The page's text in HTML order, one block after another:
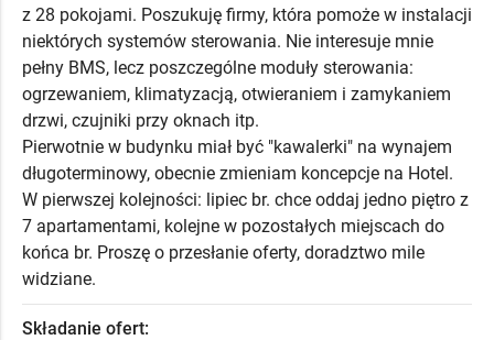
z 28 pokojami. Poszukuję firmy, która pomoże w instalacji
niektórych systemów sterowania. Nie interesuje mnie
pełny BMS, lecz poszczególne moduły sterowania:
ogrzewaniem, klimatyzacją, otwieraniem i zamykaniem
drzwi, czujniki przy oknach itp.
Pierwotnie w budynku miał być "kawalerki" na wynajem
długoterminowy, obecnie zmieniam koncepcje na Hotel.
W pierwszej kolejności: lipiec br. chce oddaj jedno piętro z
7 apartamentami, kolejne w pozostałych miejscach do
końca br. Proszę o przesłanie oferty, doradztwo mile
widziane.
Składanie ofert: